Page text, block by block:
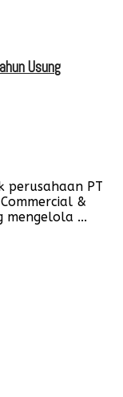
Usung
perusahaan PT
&
mengelola ...